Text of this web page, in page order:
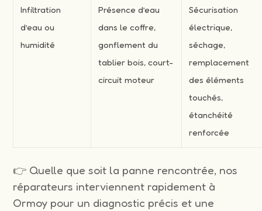
Infiltration
d’eau ou
humidité
Présence d’eau
dans le coffre,
gonflement du
tablier bois, court-
circuit moteur
Sécurisation
électrique,
séchage,
remplacement
des éléments
touchés,
étanchéité
renforcée
👉 Quelle que soit la panne rencontrée, nos
réparateurs interviennent rapidement à
Ormoy pour un diagnostic précis et une